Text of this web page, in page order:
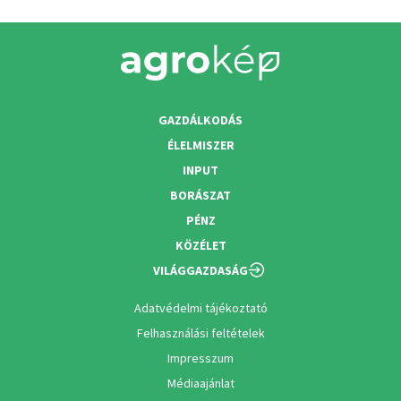
GAZDÁLKODÁS
ÉLELMISZER
INPUT
BORÁSZAT
PÉNZ
KÖZÉLET
VILÁGGAZDASÁG
Adatvédelmi tájékoztató
Felhasználási feltételek
Impresszum
Médiaajánlat